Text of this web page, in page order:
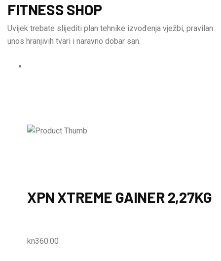
FITNESS SHOP
Uvijek trebate slijediti plan tehnike izvođenja vježbi, pravilan
unos hranjivih tvari i naravno dobar san.
XPN XTREME GAINER 2,27KG
kn360.00